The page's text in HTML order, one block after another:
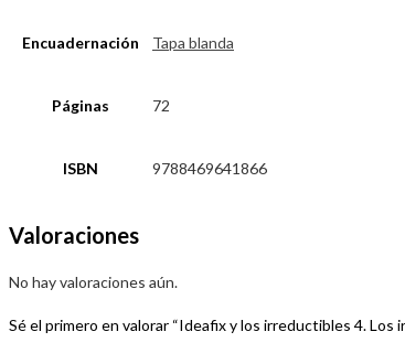
Encuadernación Tapa blanda
Páginas 72
ISBN 9788469641866
Valoraciones
No hay valoraciones aún.
Sé el primero en valorar “Ideafix y los irreductibles 4. Los